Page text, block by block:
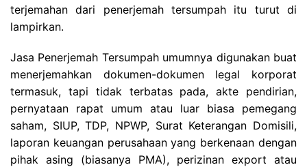
terjemahan dari penerjemah tersumpah itu turut di
lampirkan.
Jasa Penerjemah Tersumpah umumnya digunakan buat
menerjemahkan dokumen-dokumen legal korporat
termasuk, tapi tidak terbatas pada, akte pendirian,
pernyataan rapat umum atau luar biasa pemegang
saham, SIUP, TDP, NPWP, Surat Keterangan Domisili,
laporan keuangan perusahaan yang berkenaan dengan
pihak asing (biasanya PMA), perizinan export atau